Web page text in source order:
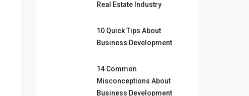
Real Estate Industry
10 Quick Tips About
Business Development
14 Common
Misconceptions About
Business Development